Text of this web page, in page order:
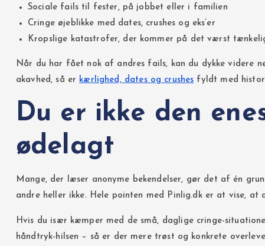
Sociale fails til fester, på jobbet eller i familien
Cringe øjeblikke med dates, crushes og eks’er
Kropslige katastrofer, der kommer på det værst
Når du har fået nok af andres fails, kan du dykke videre
akavhed, så er kærlighed, dates og crushes fyldt med
Du er ikke den
ødelagt
Mange, der læser anonyme bekendelser, gør det af én
andre heller ikke. Hele pointen med Pinlig.dk er at vise,
Hvis du især kæmper med de små, daglige cringe-
håndtryk-hilsen – så er der mere trøst og konkrete